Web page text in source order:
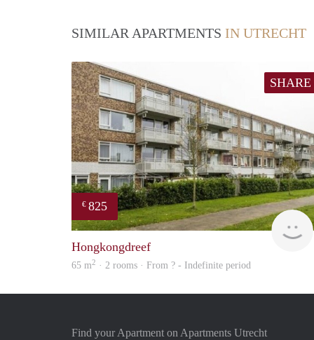
SIMILAR APARTMENTS IN UTRECHT
SHARE
€ 825
Hongkongdreef
65 m2 · 2 rooms · From ? - Indefinite period
Find your Apartment on Apartments Utrecht